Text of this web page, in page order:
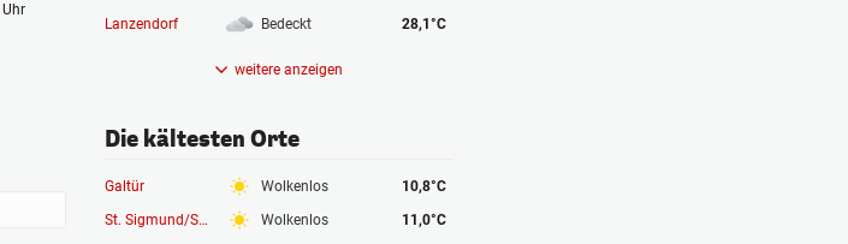
Uhr
Lanzendorf
Bedeckt 28,1°C
weitere anzeigen
Die kältesten Orte
Galtür Wolkenlos
10,8°C
St. Sigmund/Sellrain
Wolkenlos
11,0°C